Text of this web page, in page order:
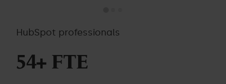
HubSpot professionals
54+ FTE